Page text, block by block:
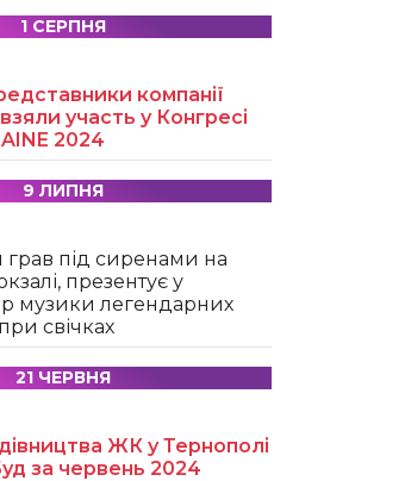
1 СЕРПНЯ
компанії
участь у Конгресі
2024
9 ЛИПНЯ
грав під сиренами на
презентує у
музики легендарних
свічках
21 ЧЕРВНЯ
ЖК у Тернополі
за червень 2024